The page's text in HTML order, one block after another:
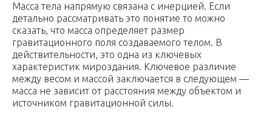
Масса тела напрямую связана с инерцией. Если
детально рассматривать это понятие то можно
сказать, что масса определяет размер
гравитационного поля создаваемого телом. В
действительности, это одна из ключевых
характеристик мироздания. Ключевое различие
между весом и массой заключается в следующем —
масса не зависит от расстояния между объектом и
источником гравитационной силы.